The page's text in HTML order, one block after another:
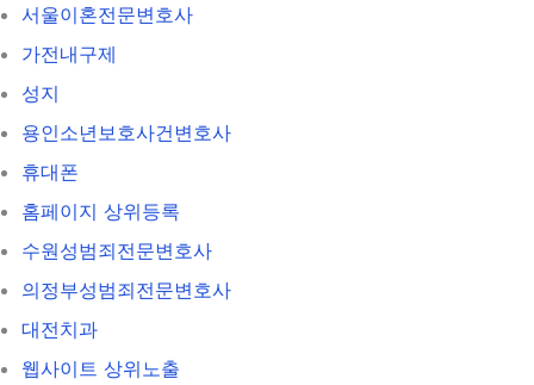
서울이혼전문변호사
가전내구제
성지
용인소년보호사건변호사
휴대폰
홈페이지 상위등록
수원성범죄전문변호사
의정부성범죄전문변호사
대전치과
웹사이트 상위노출